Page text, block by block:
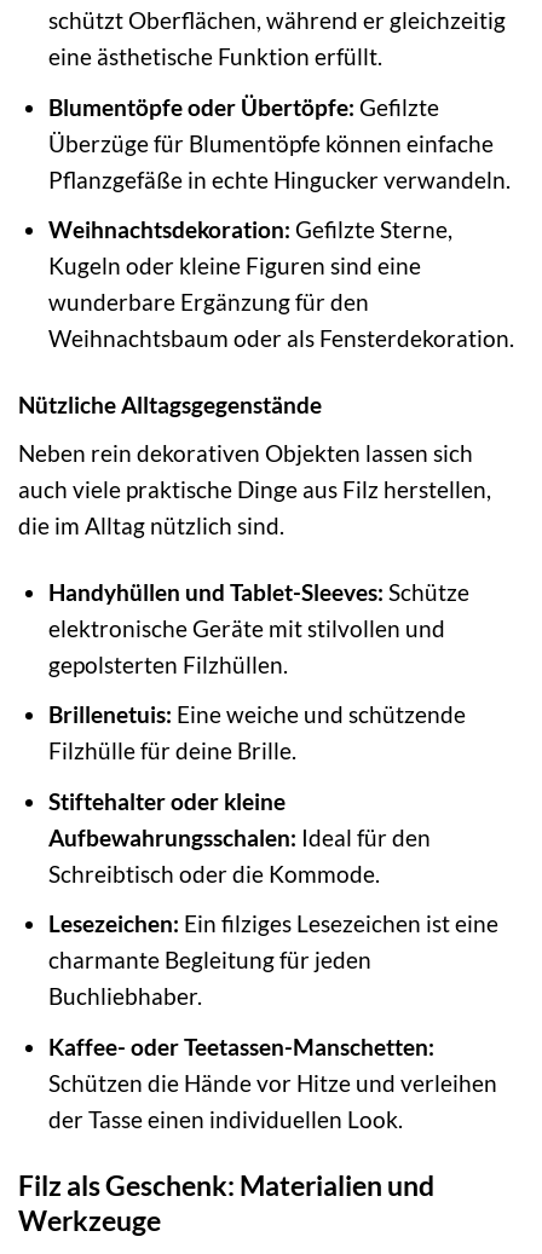
schützt Oberflächen, während er gleichzeitig
eine ästhetische Funktion erfüllt.
Blumentöpfe oder Übertöpfe: Gefilzte
Überzüge für Blumentöpfe können einfache
Pflanzgefäße in echte Hingucker verwandeln.
Weihnachtsdekoration: Gefilzte Sterne,
Kugeln oder kleine Figuren sind eine
wunderbare Ergänzung für den
Weihnachtsbaum oder als Fensterdekoration.
Nützliche Alltagsgegenstände
Neben rein dekorativen Objekten lassen sich
auch viele praktische Dinge aus Filz herstellen,
die im Alltag nützlich sind.
Handyhüllen und Tablet-Sleeves: Schütze
elektronische Geräte mit stilvollen und
gepolsterten Filzhüllen.
Brillenetuis: Eine weiche und schützende
Filzhülle für deine Brille.
Stiftehalter oder kleine
Aufbewahrungsschalen: Ideal für den
Schreibtisch oder die Kommode.
Lesezeichen: Ein filziges Lesezeichen ist eine
charmante Begleitung für jeden
Buchliebhaber.
Kaffee- oder Teetassen-Manschetten:
Schützen die Hände vor Hitze und verleihen
der Tasse einen individuellen Look.
Filz als Geschenk: Materialien und
Werkzeuge